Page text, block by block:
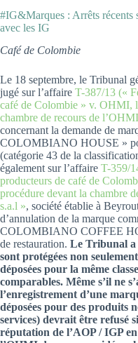
#IG&Marques : Arrêts récents
avec les IG
Café de Colombie
Le 18 septembre, le Tribunal
jugé sur l’affaire T-387/13 («
café de Colombie » v. OHMI,
chambre de recours de
concernant la demande de
COLOMBIANO HOUSE »
(catégorie 43 de la
également sur l’affaire T-359/
producteurs de café de
procédure devant la chambre
s.a.l », société établie à
d’annulation de la marque
COLOMBIANO COFFEE
de restauration. Le Tribunal a
sont protégées non
déposées pour la même
comparables. Même s’il ne
l’enregistrement d’une
déposées pour des produits
services) devrait être refusé
réputation de l’AOP / IGP